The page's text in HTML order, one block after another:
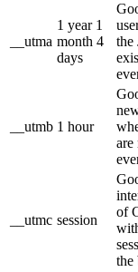
__utma
1 year 1
month 4
days
the
__utmb 1 hour
are
__utmc session
of
the